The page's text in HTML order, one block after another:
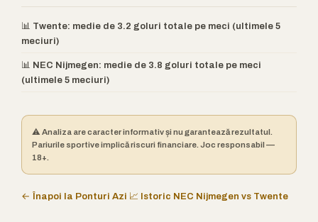
📊 Twente: medie de 3.2 goluri totale pe meci (ultimele 5
meciuri)
📊 NEC Nijmegen: medie de 3.8 goluri totale pe meci
(ultimele 5 meciuri)
⚠️ Analiza are caracter informativ și nu garantează rezultatul.
Pariurile sportive implică riscuri financiare. Joc responsabil —
18+.
← Înapoi la Ponturi Azi 📈 Istoric NEC Nijmegen vs Twente